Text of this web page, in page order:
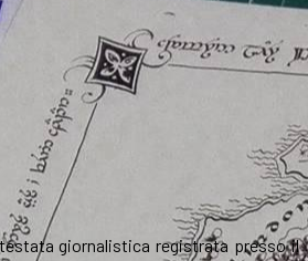
giornalistica registrata presso il